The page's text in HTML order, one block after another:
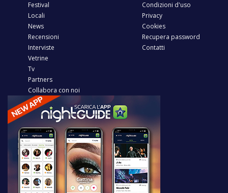
Festival
Locali
News
Recensioni
Interviste
Vetrine
Tv
Partners
Collabora con noi
Condizioni d'uso
Privacy
Cookies
Recupera password
Contatti